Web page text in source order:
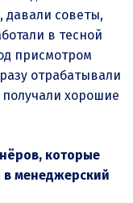
давали советы,
в тесной
присмотром
отрабатывали
хорошие
которые
в менеджерский